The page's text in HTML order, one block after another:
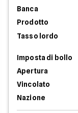
Banca
Prodotto
Tasso lordo
Imposta di bollo
Apertura
Vincolato
Nazione